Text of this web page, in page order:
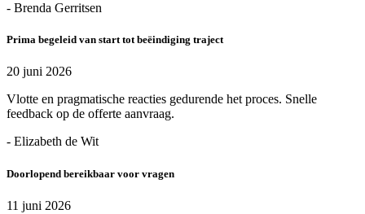
- Brenda Gerritsen
Prima begeleid van start tot beëindiging traject
20 juni 2026
Vlotte en pragmatische reacties gedurende het proces. Snelle
feedback op de offerte aanvraag.
- Elizabeth de Wit
Doorlopend bereikbaar voor vragen
11 juni 2026